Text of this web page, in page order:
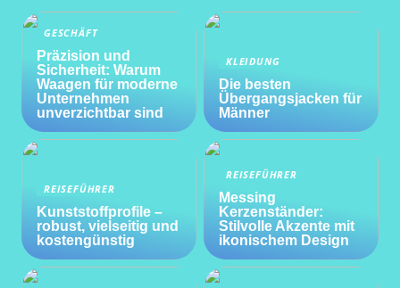
GESCHÄFT
Präzision und
Sicherheit: Warum
Waagen für moderne
Unternehmen
unverzichtbar sind
KLEIDUNG
Die besten
Übergangsjacken für
Männer
REISEFÜHRER
Kunststoffprofile –
robust, vielseitig und
kostengünstig
REISEFÜHRER
Messing
Kerzenständer:
Stilvolle Akzente mit
ikonischem Design